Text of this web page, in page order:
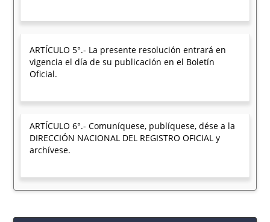
ARTÍCULO 5°.- La presente resolución entrará en
vigencia el día de su publicación en el Boletín
Oficial.
ARTÍCULO 6°.- Comuníquese, publíquese, dése a la
DIRECCIÓN NACIONAL DEL REGISTRO OFICIAL y
archívese.